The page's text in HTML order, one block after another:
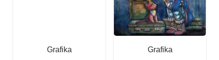
Grafika
Grafika